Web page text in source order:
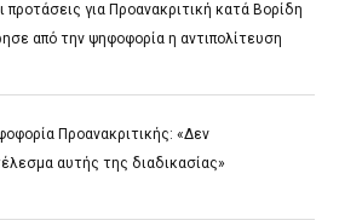
προτάσεις για Προανακριτική κατά Βορίδη
από την ψηφοφορία η αντιπολίτευση
Προανακριτικής: «Δεν
αυτής της διαδικασίας»